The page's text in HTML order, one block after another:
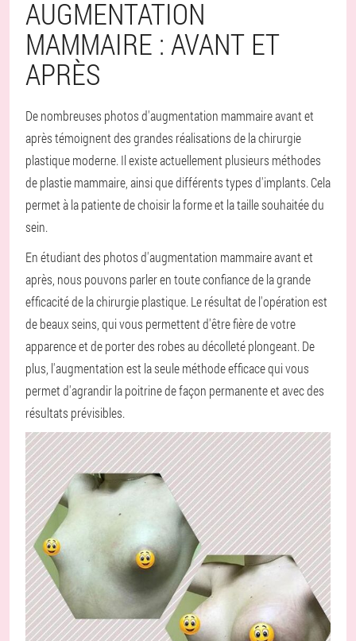
AUGMENTATION
MAMMAIRE : AVANT ET
APRÈS
De nombreuses photos d'augmentation mammaire avant et
après témoignent des grandes réalisations de la chirurgie
plastique moderne. Il existe actuellement plusieurs méthodes
de plastie mammaire, ainsi que différents types d'implants. Cela
permet à la patiente de choisir la forme et la taille souhaitée du
sein.
En étudiant des photos d'augmentation mammaire avant et
après, nous pouvons parler en toute confiance de la grande
efficacité de la chirurgie plastique. Le résultat de l'opération est
de beaux seins, qui vous permettent d'être fière de votre
apparence et de porter des robes au décolleté plongeant. De
plus, l'augmentation est la seule méthode efficace qui vous
permet d'agrandir la poitrine de façon permanente et avec des
résultats prévisibles.